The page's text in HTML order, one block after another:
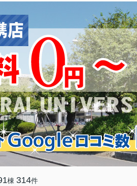
棟 314件